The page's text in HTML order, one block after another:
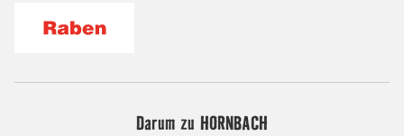
Darum zu HORNBACH